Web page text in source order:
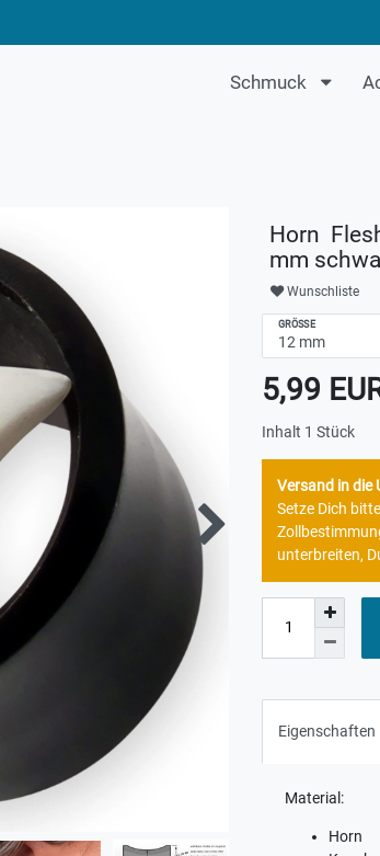
Schmuck
Horn
mm
Wunschliste
GRÖSSE
5,99
Inhalt 1 Stück
Versand in die
Setze Dich
unterbreiten,
Eigenschaften
Material:
Horn